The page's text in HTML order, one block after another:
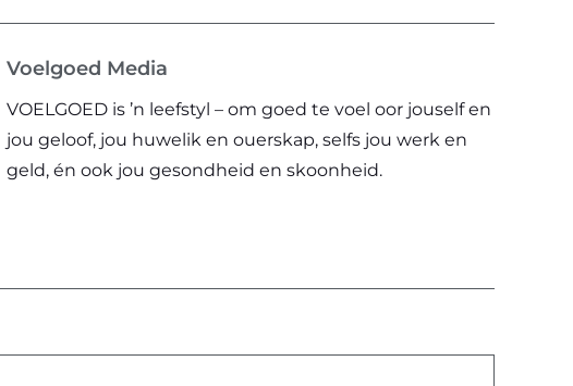
Voelgoed Media
VOELGOED is ’n leefstyl – om goed te voel oor jouself en
jou geloof, jou huwelik en ouerskap, selfs jou werk en
geld, én ook jou gesondheid en skoonheid.